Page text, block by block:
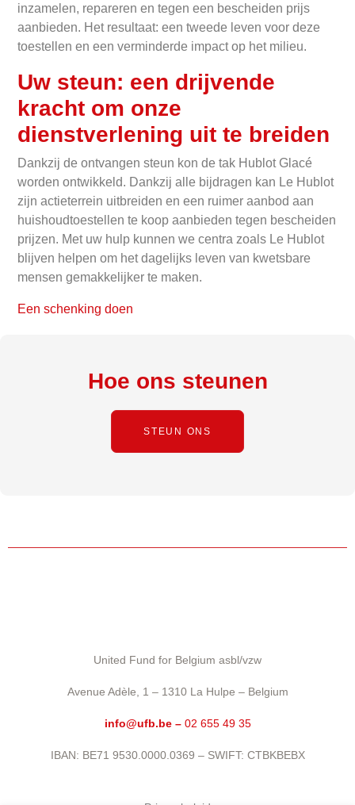
inzamelen, repareren en tegen een bescheiden prijs
aanbieden. Het resultaat: een tweede leven voor deze
toestellen en een verminderde impact op het milieu.
Uw steun: een drijvende
kracht om onze
dienstverlening uit te breiden
Dankzij de ontvangen steun kon de tak Hublot Glacé
worden ontwikkeld. Dankzij alle bijdragen kan Le Hublot
zijn actieterrein uitbreiden en een ruimer aanbod aan
huishoudtoestellen te koop aanbieden tegen bescheiden
prijzen. Met uw hulp kunnen we centra zoals Le Hublot
blijven helpen om het dagelijks leven van kwetsbare
mensen gemakkelijker te maken.
Een schenking doen
Hoe ons steunen
STEUN ONS
United Fund for Belgium asbl/vzw
Avenue Adèle, 1 – 1310 La Hulpe – Belgium
info@ufb.be – 02 655 49 35
IBAN: BE71 9530.0000.0369 – SWIFT: CTBKBEBX